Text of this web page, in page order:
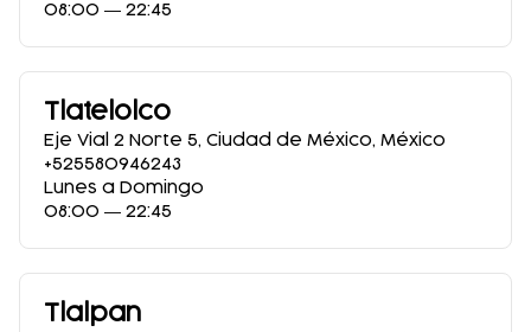
08:00 ― 22:45
Tlatelolco
Eje Vial 2 Norte 5, Ciudad de México, México
+525580946243
Lunes a Domingo
08:00 ― 22:45
Tlalpan